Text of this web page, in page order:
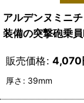
アルデンヌミニ
装備の突撃砲乗
販売価格: 4,070
厚さ : 39mm